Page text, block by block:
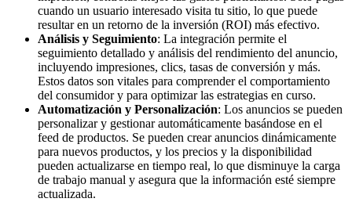
cuando un usuario interesado visita tu sitio, lo que puede
resultar en un retorno de la inversión (ROI) más efectivo.
Análisis y Seguimiento: La integración permite el
seguimiento detallado y análisis del rendimiento del anuncio,
incluyendo impresiones, clics, tasas de conversión y más.
Estos datos son vitales para comprender el comportamiento
del consumidor y para optimizar las estrategias en curso.
Automatización y Personalización: Los anuncios se pueden
personalizar y gestionar automáticamente basándose en el
feed de productos. Se pueden crear anuncios dinámicamente
para nuevos productos, y los precios y la disponibilidad
pueden actualizarse en tiempo real, lo que disminuye la carga
de trabajo manual y asegura que la información esté siempre
actualizada.